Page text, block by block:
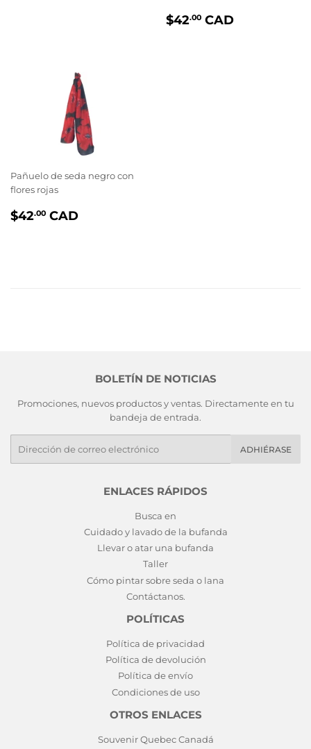
PRIX
$42.00 CAD
Pañuelo de seda negro con
flores rojas
PRIX
$42.00 CAD
BOLETÍN DE NOTICIAS
Promociones, nuevos productos y ventas. Directamente en tu
bandeja de entrada.
ADHIÉRASE
ENLACES RÁPIDOS
Busca en
Cuidado y lavado de la bufanda
Llevar o atar una bufanda
Taller
Cómo pintar sobre seda o lana
Contáctanos.
POLÍTICAS
Política de privacidad
Política de devolución
Política de envío
Condiciones de uso
OTROS ENLACES
Souvenir Quebec Canadá